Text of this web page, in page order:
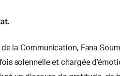
.
la Communication, Fana
solennelle et chargée